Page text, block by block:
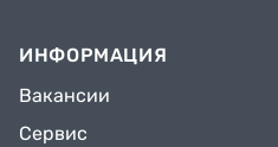
ИНФОРМАЦИЯ
Вакансии
Сервис